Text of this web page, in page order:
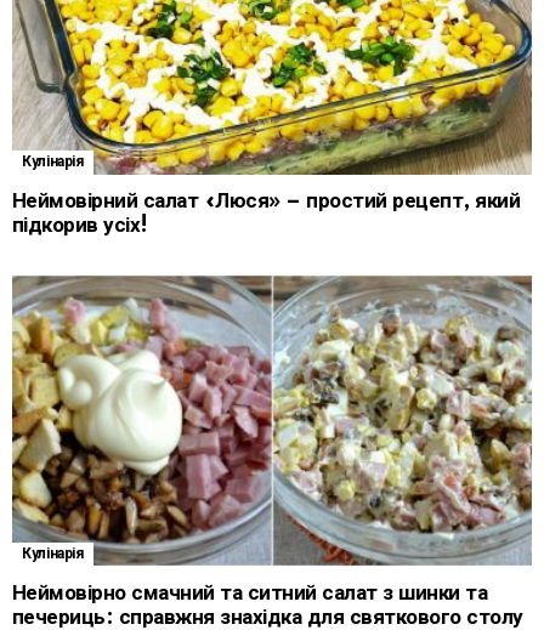
Кулінарія
Неймовірний салат «Люся» – простий рецепт, який
підкорив усіх!
Кулінарія
Неймовірно смачний та ситний салат з шинки та
печериць: справжня знахідка для святкового столу